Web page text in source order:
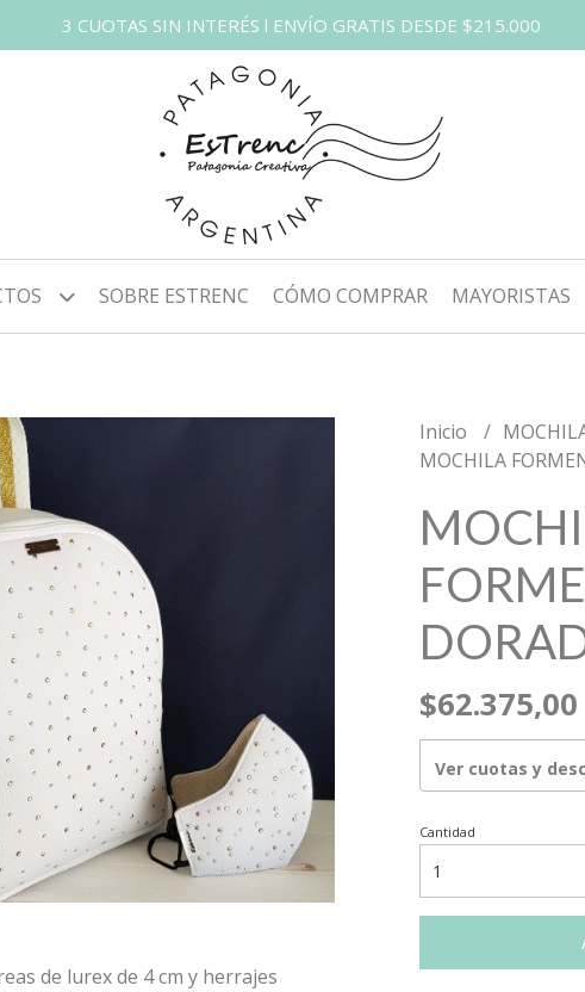
3 CUOTAS SIN INTERÉS l ENVÍO GRATIS DESDE $215.000
SOBRE ESTRENC CÓMO COMPRAR MAYORISTAS
de lurex de 4 cm y herrajes
Inicio
MOCHILA
$62.375,00
Ver cuotas y
Cantidad